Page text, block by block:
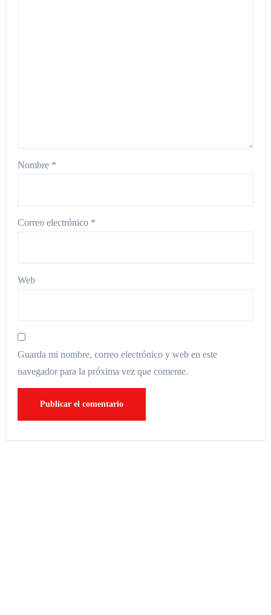
Nombre *
Correo electrónico *
Web
Guarda mi nombre, correo electrónico y web en este
navegador para la próxima vez que comente.